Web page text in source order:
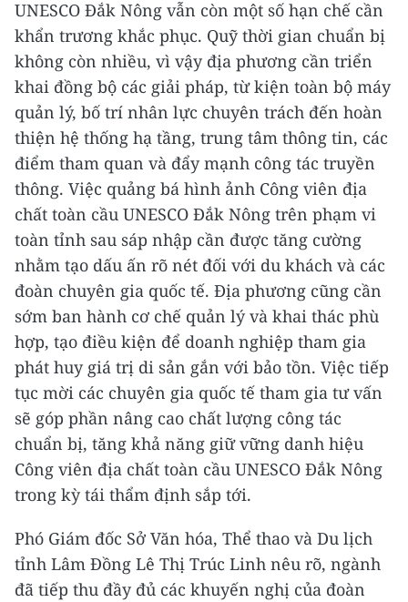
UNESCO Đắk Nông vẫn còn một số hạn chế cần
khẩn trương khắc phục. Quỹ thời gian chuẩn bị
không còn nhiều, vì vậy địa phương cần triển
khai đồng bộ các giải pháp, từ kiện toàn bộ máy
quản lý, bố trí nhân lực chuyên trách đến hoàn
thiện hệ thống hạ tầng, trung tâm thông tin, các
điểm tham quan và đẩy mạnh công tác truyền
thông. Việc quảng bá hình ảnh Công viên địa
chất toàn cầu UNESCO Đắk Nông trên phạm vi
toàn tỉnh sau sáp nhập cần được tăng cường
nhằm tạo dấu ấn rõ nét đối với du khách và các
đoàn chuyên gia quốc tế. Địa phương cũng cần
sớm ban hành cơ chế quản lý và khai thác phù
hợp, tạo điều kiện để doanh nghiệp tham gia
phát huy giá trị di sản gắn với bảo tồn. Việc tiếp
tục mời các chuyên gia quốc tế tham gia tư vấn
sẽ góp phần nâng cao chất lượng công tác
chuẩn bị, tăng khả năng giữ vững danh hiệu
Công viên địa chất toàn cầu UNESCO Đắk Nông
trong kỳ tái thẩm định sắp tới.
Phó Giám đốc Sở Văn hóa, Thể thao và Du lịch
tỉnh Lâm Đồng Lê Thị Trúc Linh nêu rõ, ngành
đã tiếp thu đầy đủ các khuyến nghị của đoàn